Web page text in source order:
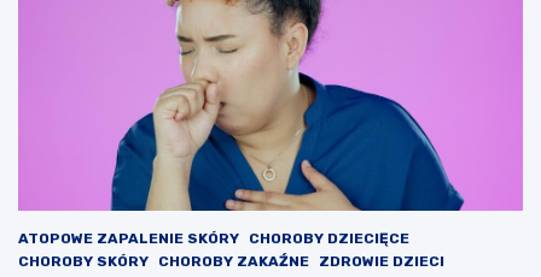
ATOPOWE ZAPALENIE SKÓRY
CHOROBY DZIECIĘCE
CHOROBY SKÓRY
CHOROBY ZAKAŹNE ZDROWIE DZIECI